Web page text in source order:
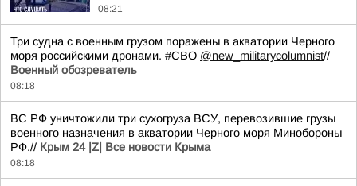
08:21
Три судна с военным грузом поражены в акватории Черного
моря российскими дронами. #СВО @new_militarycolumnist//
Военный обозреватель
08:18
ВС РФ уничтожили три сухогруза ВСУ, перевозившие грузы
военного назначения в акватории Черного моря Минобороны
РФ.// Крым 24 |Z| Все новости Крыма
08:18